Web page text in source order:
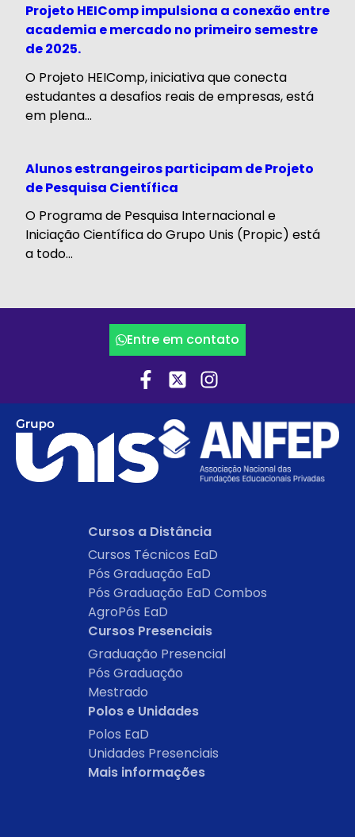
Projeto HEIComp impulsiona a conexão entre
academia e mercado no primeiro semestre
de 2025.
O Projeto HEIComp, iniciativa que conecta
estudantes a desafios reais de empresas, está
em plena...
Alunos estrangeiros participam de Projeto
de Pesquisa Científica
O Programa de Pesquisa Internacional e
Iniciação Científica do Grupo Unis (Propic) está
a todo...
Entre em contato
Cursos a Distância
Cursos Técnicos EaD
Pós Graduação EaD
Pós Graduação EaD Combos
AgroPós EaD
Cursos Presenciais
Graduação Presencial
Pós Graduação
Mestrado
Polos e Unidades
Polos EaD
Unidades Presenciais
Mais informações